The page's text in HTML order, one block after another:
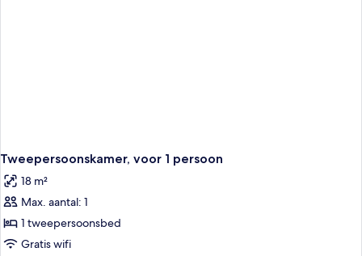
Tweepersoonskamer, voor 1 persoon
18 m²
Max. aantal: 1
1 tweepersoonsbed
Gratis wifi